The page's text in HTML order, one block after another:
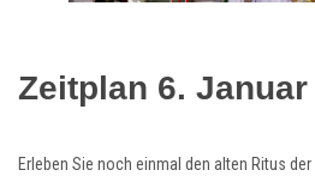
Zeitplan 6. Januar
Erleben Sie noch einmal den alten Ritus